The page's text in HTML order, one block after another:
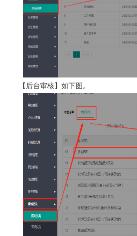
台审核】如下图。